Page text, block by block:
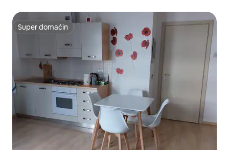
Super domaćin
Super domaćin